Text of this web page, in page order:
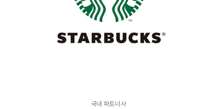
국내 파트너사